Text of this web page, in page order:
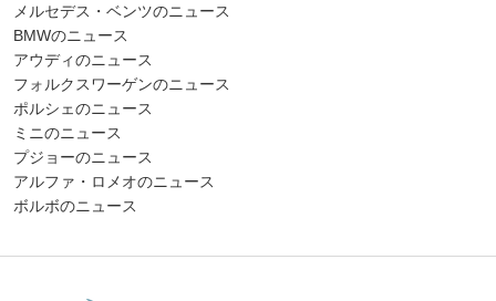
メルセデス・ベンツのニュース
BMWのニュース
アウディのニュース
フォルクスワーゲンのニュース
ポルシェのニュース
ミニのニュース
プジョーのニュース
アルファ・ロメオのニュース
ボルボのニュース